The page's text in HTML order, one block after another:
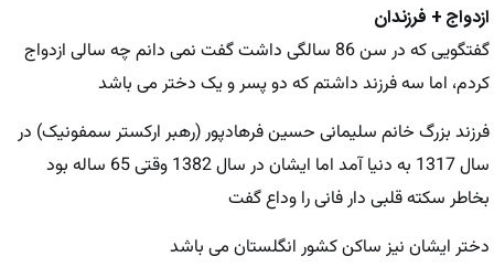
ازدواج + فرزندان
گفتگویی که در سن 86 سالگی داشت گفت نمی دانم چه سالی ازدواج
کردم، اما سه فرزند داشتم که دو پسر و یک دختر می باشد
فرزند بزرگ خانم سلیمانی حسین فرهادپور (رهبر ارکستر سمفونیک) در
سال 1317 به دنیا آمد اما ایشان در سال 1382 وقتی 65 ساله بود
بخاطر سکته قلبی دار فانی را وداع گفت
دختر ایشان نیز ساکن کشور انگلستان می باشد